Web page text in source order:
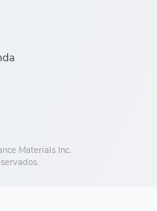
Materials Inc.